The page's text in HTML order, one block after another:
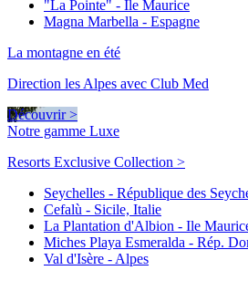
"La Pointe" - Ile Maurice
Magna Marbella - Espagne
La montagne en été
Direction les Alpes avec Club Med
Découvrir >
Notre gamme Luxe
Resorts Exclusive Collection >
Seychelles - République des
Cefalù - Sicile, Italie
La Plantation d'Albion - Ile
Miches Playa Esmeralda - Rép.
Val d'Isère - Alpes